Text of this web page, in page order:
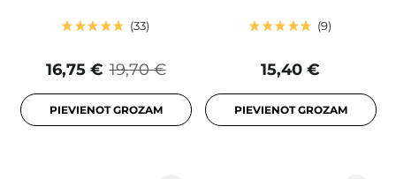
33
19,70 €
16,75 €
PIEVIENOT GROZAM
9
15,40 €
PIEVIENOT GROZAM